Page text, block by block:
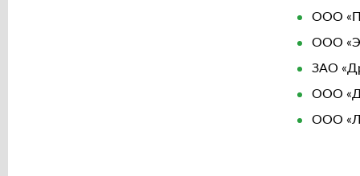
ООО
ООО
ЗАО
ООО
ООО